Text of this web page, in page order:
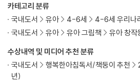
수상내역 및 미디어 추천 분류
국내도서
행복한아침독서/책둥이 추천
년)
카테고리 분류
국내도서
유아 4-6세
4-6세 우리나
국내도서
유아 유아 그림책 유아 창작